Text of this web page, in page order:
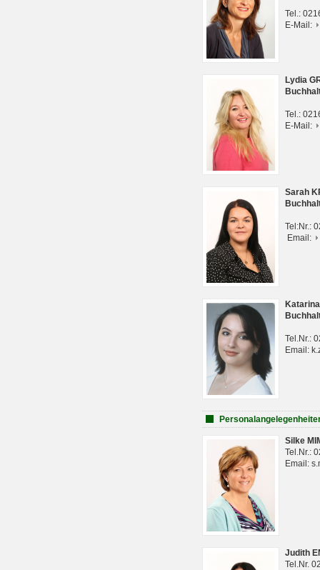
Tel.:
E-Mail:
Lydia
Tel.:
E-Mail:
Sarah
Tel:Nr.:
Email:
Tel.Nr.:
Email:
Silke
Tel.Nr.:
Email:
Judith
Tel.Nr.